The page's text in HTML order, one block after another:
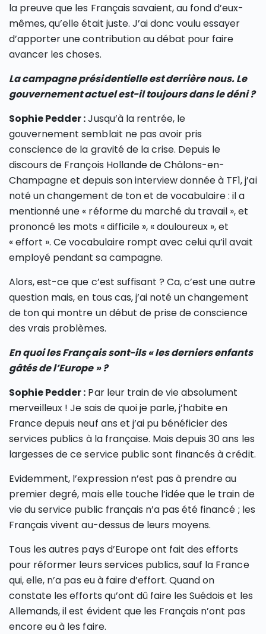
la preuve que les Français savaient, au fond d’eux-
mêmes, qu’elle était juste. J’ai donc voulu essayer
d’apporter une contribution au débat pour faire
avancer les choses.
La campagne présidentielle est derrière nous. Le
gouvernement actuel est-il toujours dans le déni ?
Sophie Pedder :Jusqu’à la rentrée, le
gouvernement semblait ne pas avoir pris
conscience de la gravité de la crise. Depuis le
discours de François Hollande de Châlons-en-
Champagne et depuis son interview donnée à TF1, j’ai
noté un changement de ton et de vocabulaire : il a
mentionné une « réforme du marché du travail », et
prononcé les mots « difficile », « douloureux », et
« effort ». Ce vocabulaire rompt avec celui qu’il avait
employé pendant sa campagne.
Alors, est-ce que c’est suffisant ? Ca, c’est une autre
question mais, en tous cas, j’ai noté un changement
de ton qui montre un début de prise de conscience
des vrais problèmes.
En quoi les Français sont-ils « les derniers enfants
gâtés de l’Europe » ?
Sophie Pedder : Par leur train de vie absolument
merveilleux ! Je sais de quoi je parle, j’habite en
France depuis neuf ans et j’ai pu bénéficier des
services publics à la française. Mais depuis 30 ans les
largesses de ce service public sont financés à crédit.
Evidemment, l’expression n’est pas à prendre au
premier degré, mais elle touche l’idée que le train de
vie du service public français n’a pas été financé ; les
Français vivent au-dessus de leurs moyens.
Tous les autres pays d’Europe ont fait des efforts
pour réformer leurs services publics, sauf la France
qui, elle, n’a pas eu à faire d’effort. Quand on
constate les efforts qu’ont dû faire les Suédois et les
Allemands, il est évident que les Français n’ont pas
encore eu à les faire.